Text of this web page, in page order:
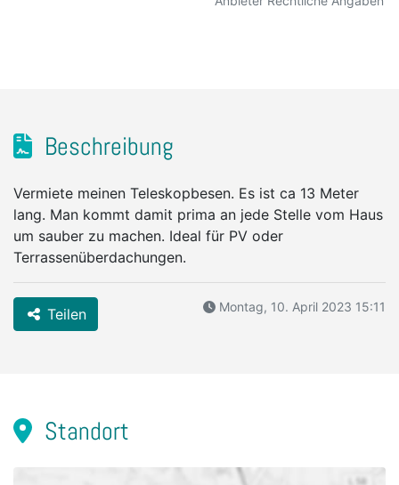
Beschreibung
Vermiete meinen Teleskopbesen. Es ist ca 13 Meter
lang. Man kommt damit prima an jede Stelle vom Haus
um sauber zu machen. Ideal für PV oder
Terrassenüberdachungen.
Teilen Montag, 10. April 2023 15:11
Standort